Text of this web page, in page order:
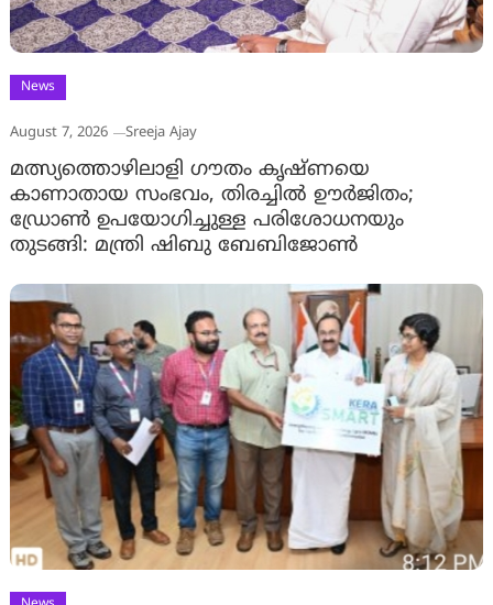
News
August 7, 2026 Sreeja Ajay
മത്സ്യത്തൊഴിലാളി ഗൗതം കൃഷ്ണയെ
കാണാതായ സംഭവം, തിരച്ചിൽ ഊർജിതം;
ഡ്രോണ്‍ ഉപയോഗിച്ചുള്ള പരിശോധനയും
തുടങ്ങി: മന്ത്രി ഷിബു ബേബിജോണ്‍